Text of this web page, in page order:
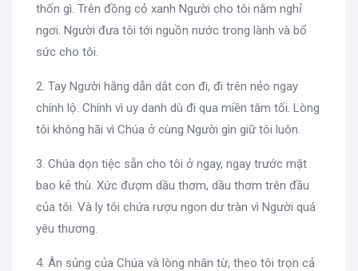
thốn gì. Trên đồng cỏ xanh Người cho tôi nằm nghỉ
ngơi. Người đưa tôi tới nguồn nước trong lành và bổ
sức cho tôi.
2. Tay Người hằng dẫn dắt con đi, đi trên nẻo ngay
chính lộ. Chính vì uy danh dù đi qua miền tăm tối. Lòng
tôi không hãi vì Chúa ở cùng Người gìn giữ tôi luôn.
3. Chúa dọn tiệc sẵn cho tôi ở ngay, ngay trước mặt
bao kẻ thù. Xức đượm dầu thơm, dầu thơm trên đầu
của tôi. Và ly tôi chứa rượu ngon dư tràn vì Người quá
yêu thương.
4. Ân sủng của Chúa và lòng nhân từ, theo tôi trọn cả